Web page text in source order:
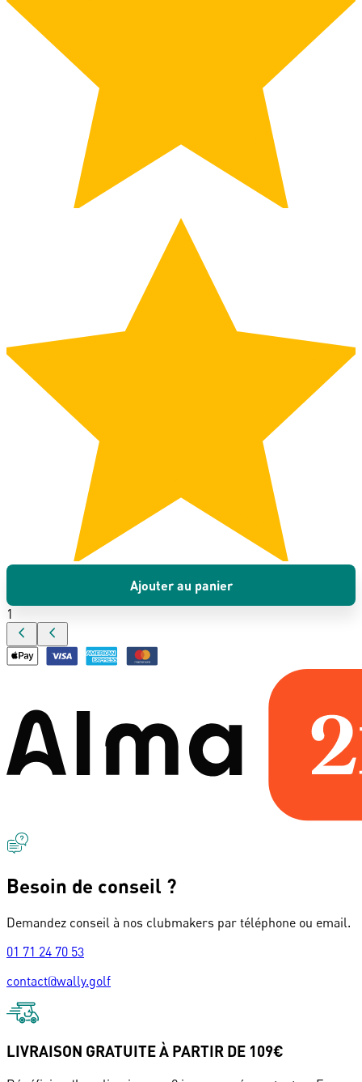
Ajouter au panier
1
Besoin de conseil ?
Demandez conseil à nos clubmakers par téléphone ou email.
01 71 24 70 53
contact@wally.golf
LIVRAISON GRATUITE À PARTIR DE 109€